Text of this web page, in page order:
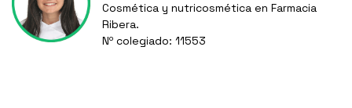
Cosmética y nutricosmética en Farmacia
Ribera.
Nº colegiado: 11553